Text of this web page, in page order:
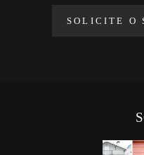
SOLICITE O